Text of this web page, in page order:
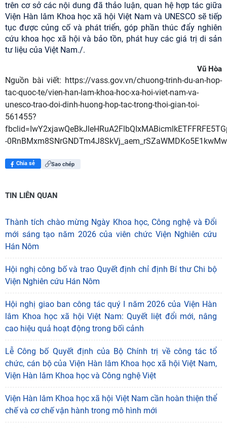
trên cơ sở các nội dung đã thảo luận, quan hệ hợp tác giữa
Viện Hàn lâm Khoa học xã hội Việt Nam và UNESCO sẽ tiếp
tục được củng cố và phát triển, góp phần thúc đẩy nghiên
cứu khoa học xã hội và bảo tồn, phát huy các giá trị di sản
tư liệu của Việt Nam./.
Vũ Hòa
Nguồn bài viết: https://vass.gov.vn/chuong-trinh-du-an-hop-
tac-quoc-te/vien-han-lam-khoa-hoc-xa-hoi-viet-nam-va-
unesco-trao-doi-dinh-huong-hop-tac-trong-thoi-gian-toi-
561455?
-
Chia sẻ Sao chép
TIN LIÊN QUAN
Thành tích chào mừng Ngày Khoa học, Công nghệ và Đổi
mới sáng tạo năm 2026 của viên chức Viện Nghiên cứu
Hán Nôm
Hội nghị công bố và trao Quyết định chỉ định Bí thư Chi bộ
Viện Nghiên cứu Hán Nôm
Hội nghị giao ban công tác quý I năm 2026 của Viện Hàn
lâm Khoa học xã hội Việt Nam: Quyết liệt đổi mới, nâng
cao hiệu quả hoạt động trong bối cảnh
Lễ Công bố Quyết định của Bộ Chính trị về công tác tổ
chức, cán bộ của Viện Hàn lâm Khoa học xã hội Việt Nam,
Viện Hàn lâm Khoa học và Công nghệ Việt
Viện Hàn lâm Khoa học xã hội Việt Nam cần hoàn thiện thể
chế và cơ chế vận hành trong mô hình mới